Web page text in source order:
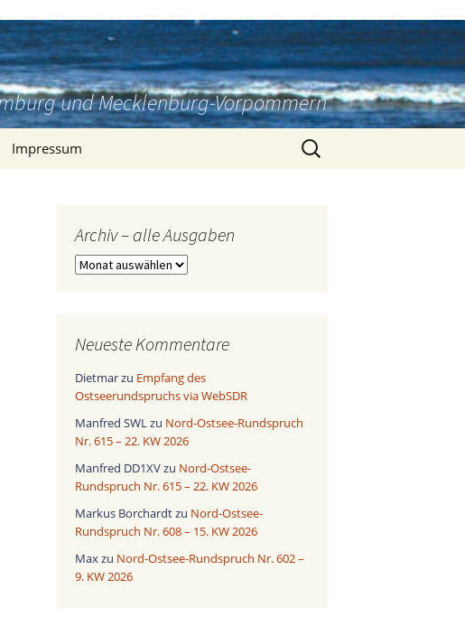
und Mecklenburg-Vorpommern
Impressum
Suchen
nach:
Archiv – alle Ausgaben
Archiv
–
Neueste Kommentare
Dietmarzu Empfang des
Ostseerundspruchs via WebSDR
Manfred SWLzu Nord-Ostsee-Rundspruch
Nr. 615 – 22. KW 2026
Manfred DD1XVzu Nord-Ostsee-
Rundspruch Nr. 615 – 22. KW 2026
Markus Borchardtzu Nord-Ostsee-
Rundspruch Nr. 608 – 15. KW 2026
Maxzu Nord-Ostsee-Rundspruch Nr. 602 –
9. KW 2026